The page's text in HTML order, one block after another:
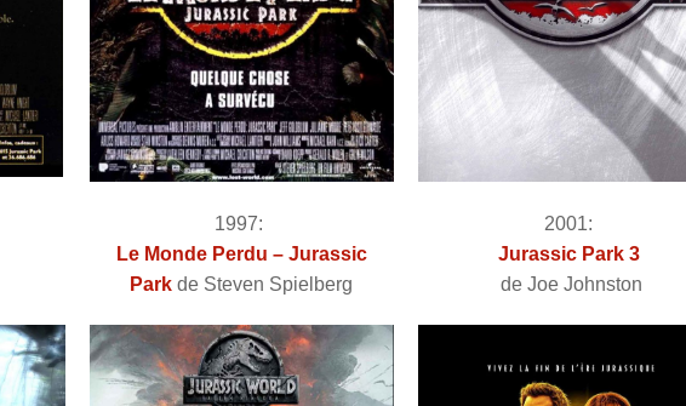
1997:
Le Monde Perdu – Jurassic
Park de Steven Spielberg
2001:
Jurassic Park 3
de Joe Johnston